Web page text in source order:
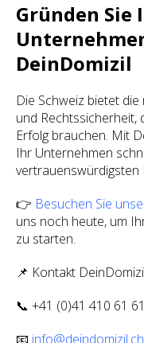
Gründen Sie
DeinDomizil
Die Schweiz bietet
und
Erfolg brauchen. Mit
Ihr Unternehmen
vertrauenswürdigsten
👉 Besuchen Sie
uns noch heute, um
zu starten.
📌 Kontakt
📞 +41 (0)41 410 61 61
📧 info@deindomizil.ch